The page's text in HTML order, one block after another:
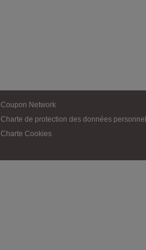
Coupon Network
Charte de protection des données
Charte Cookies